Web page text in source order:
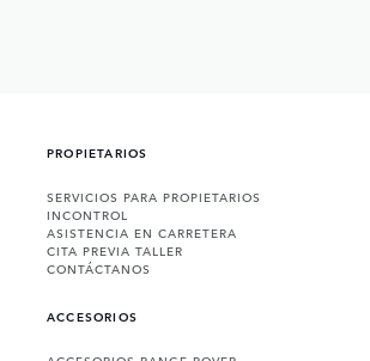
PROPIETARIOS
SERVICIOS PARA PROPIETARIOS
INCONTROL
ASISTENCIA EN CARRETERA
CITA PREVIA TALLER
CONTÁCTANOS
ACCESORIOS